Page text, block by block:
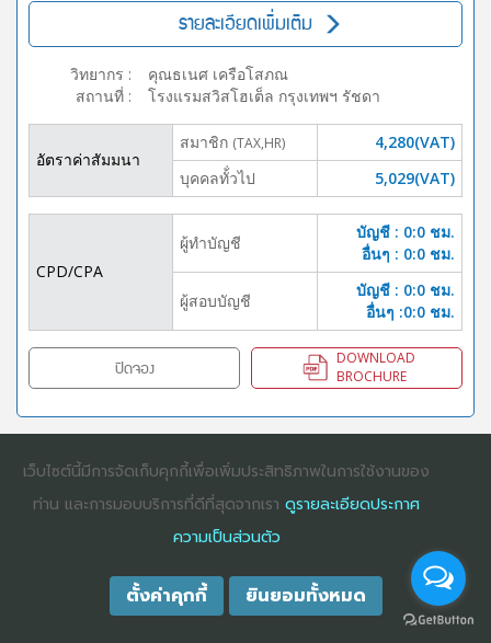
รายละเอียดเพิ่มเติม
วิทยากร :
คุณธเนศ เครือโสภณ
สถานที่ : โรงแรมสวิสโฮเต็ล กรุงเทพฯ รัชดา
อัตราค่าสัมมนา
สมาชิก (TAX,HR)
4,280(VAT)
บุคคลทั้่วไป
5,029(VAT)
CPD/CPA
ผู้ทำบัญชี
บัญชี : 0:0 ชม.
อื่นๆ : 0:0 ชม.
ผู้สอบบัญชี
บัญชี : 0:0 ชม.
อื่นๆ :0:0 ชม.
ปิดจอง
DOWNLOAD
BROCHURE
COPYRIGHT ©2025DHARMNITI SEMINAR AND TRAINING CO., LTD
เว็บไซต์นี้มีการจัดเก็บคุกกี้เพื่อเพิ่มประสิทธิภาพในการใช้งานของ
ท่าน และการมอบบริการที่ดีที่สุดจากเรา ดูรายละเอียดประกาศ
ความเป็นส่วนตัว
ตั้งค่าคุกกี้ ยินยอมทั้งหมด